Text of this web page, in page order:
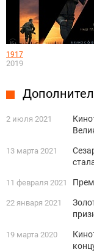
1917
2019
2 июля 2021
13 марта 2021
11 февраля 2021
22 января 2021
19 марта 2020